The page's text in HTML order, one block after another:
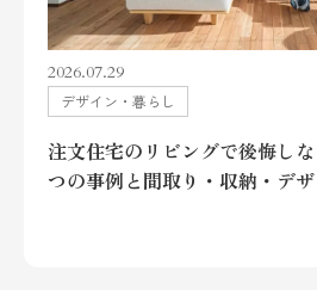
2026.07.29
デザイン・暮らし
注文住宅のリビングで後悔し
つの事例と間取り・収納・デ